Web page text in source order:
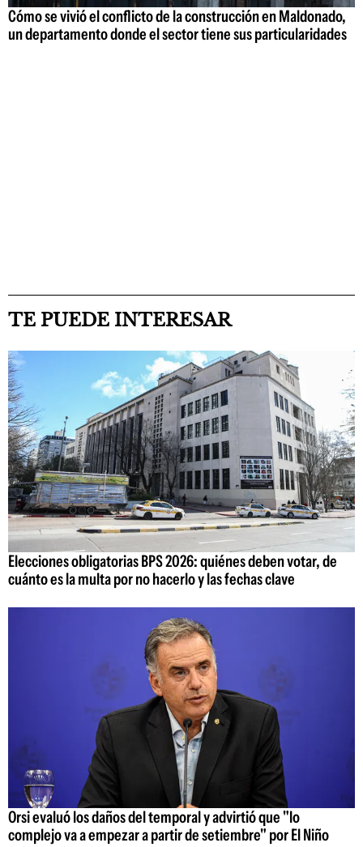
Cómo se vivió el conflicto de la construcción en Maldonado,
un departamento donde el sector tiene sus particularidades
TE PUEDE INTERESAR
Elecciones obligatorias BPS 2026: quiénes deben votar, de
cuánto es la multa por no hacerlo y las fechas clave
Orsi evaluó los daños del temporal y advirtió que "lo
complejo va a empezar a partir de setiembre" por El Niño